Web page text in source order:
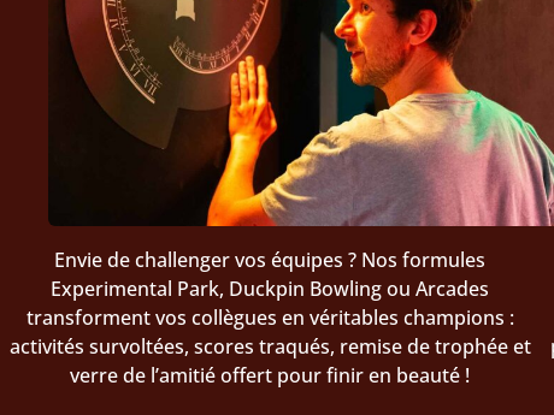
Envie de challenger vos équipes ? Nos formules
Experimental Park, Duckpin Bowling ou Arcades
transforment vos collègues en véritables champions :
activités survoltées, scores traqués, remise de trophée et
verre de l’amitié offert pour finir en beauté !